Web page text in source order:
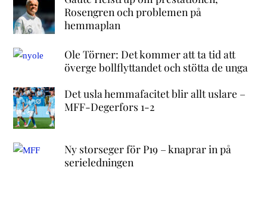
Rosengren och problemen på
hemmaplan
Ole Törner: Det kommer att ta tid att
överge bollflyttandet och stötta de unga
Det usla hemmafacitet blir allt uslare –
MFF-Degerfors 1-2
Ny storseger för P19 – knaprar in på
serieledningen